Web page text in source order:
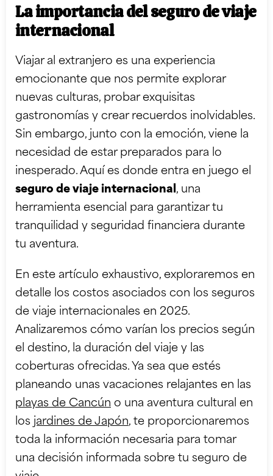
La importancia del seguro de viaje
internacional
Viajar al extranjero es una experiencia
emocionante que nos permite explorar
nuevas culturas, probar exquisitas
gastronomías y crear recuerdos inolvidables.
Sin embargo, junto con la emoción, viene la
necesidad de estar preparados para lo
inesperado. Aquí es donde entra en juego el
seguro de viaje internacional, una
herramienta esencial para garantizar tu
tranquilidad y seguridad financiera durante
tu aventura.
En este artículo exhaustivo, exploraremos en
detalle los costos asociados con los seguros
de viaje internacionales en 2025.
Analizaremos cómo varían los precios según
el destino, la duración del viaje y las
coberturas ofrecidas. Ya sea que estés
planeando unas vacaciones relajantes en las
playas de Cancún o una aventura cultural en
los jardines de Japón, te proporcionaremos
toda la información necesaria para tomar
una decisión informada sobre tu seguro de